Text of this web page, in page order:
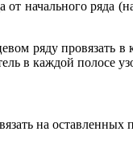
от начального ряда
ряду провязать в
в каждой полосе
на оставленных